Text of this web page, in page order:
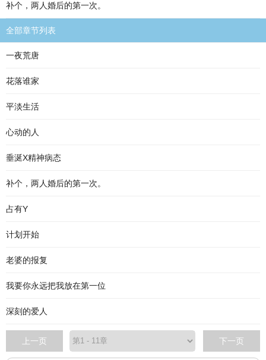
补个，两人婚后的第一次。
全部章节列表
一夜荒唐
花落谁家
平淡生活
心动的人
垂涎X精神病态
补个，两人婚后的第一次。
占有Y
计划开始
老婆的报复
我要你永远把我放在第一位
深刻的爱人
上一页 下一页